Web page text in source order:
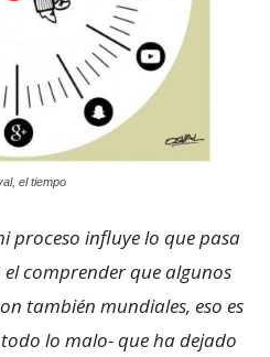
el tiempo
proceso influye lo que pasa
comprender que algunos
también mundiales, eso es
lo malo- que ha dejado